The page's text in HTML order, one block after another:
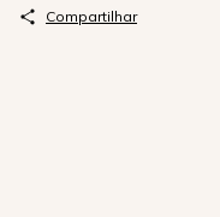
Compartilhar